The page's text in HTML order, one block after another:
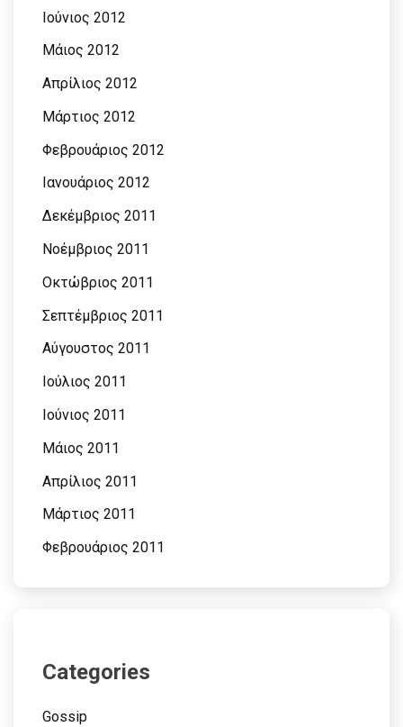
Ιούνιος 2012
Μάιος 2012
Απρίλιος 2012
Μάρτιος 2012
Φεβρουάριος 2012
Ιανουάριος 2012
Δεκέμβριος 2011
Νοέμβριος 2011
Οκτώβριος 2011
Σεπτέμβριος 2011
Αύγουστος 2011
Ιούλιος 2011
Ιούνιος 2011
Μάιος 2011
Απρίλιος 2011
Μάρτιος 2011
Φεβρουάριος 2011
Categories
Gossip